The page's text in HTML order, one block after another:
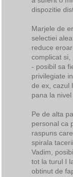
dispozitie
Marjele de
selectiei
reduce
complicat si,
- posibil sa
privilegiate
de ex, cazul
pana la
Pe de alta
personal ca
raspuns
spirala
Vadim,
tot la turul I
obtinut de